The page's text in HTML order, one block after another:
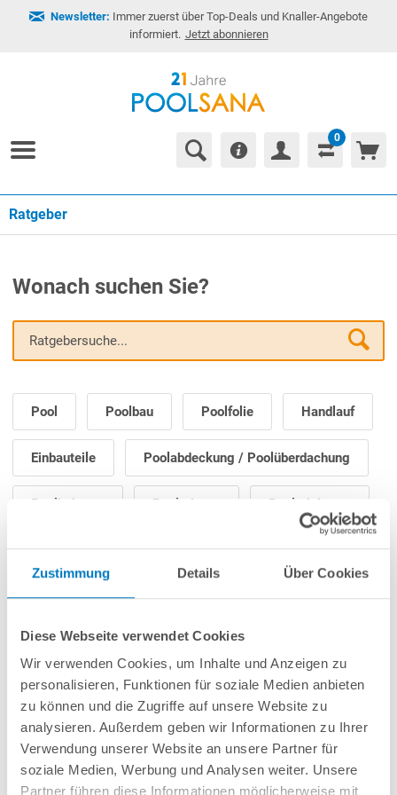
Zustimmung Details Über Cookies
Diese Webseite verwendet Cookies
Wir verwenden Cookies, um Inhalte und Anzeigen zu
personalisieren, Funktionen für soziale Medien anbieten
zu können und die Zugriffe auf unsere Website zu
analysieren. Außerdem geben wir Informationen zu Ihrer
Verwendung unserer Website an unsere Partner für
soziale Medien, Werbung und Analysen weiter. Unsere
Partner führen diese Informationen möglicherweise mit
Newsletter: Immer zuerst über Top-Deals und Knaller-Angebote
informiert. Jetzt abonnieren
0
Ratgeber
Wonach suchen Sie?
Pool Poolbau Poolfolie Handlauf
Einbauteile Poolabdeckung / Poolüberdachung
Poolheizung Poolroboter Poolreinigung
Poolpflege Filteranlage / Poolpumpe
Poolleiter Poolbeleuchtung
Gegenstromanlage Poolzubehör
Saunazubehör